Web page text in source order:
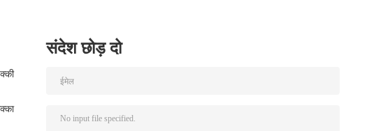
संदेश छोड़ दो